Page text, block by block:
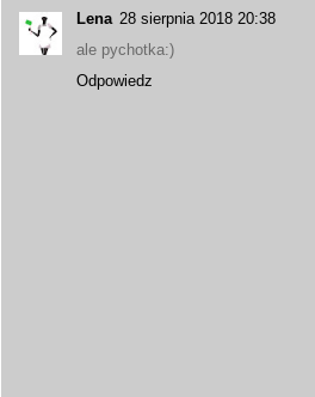
Lena 28 sierpnia 2018 20:38
ale pychotka:)
Odpowiedz